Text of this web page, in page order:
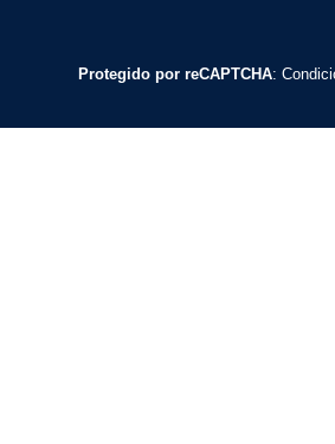
Protegido por reCAPTCHA: